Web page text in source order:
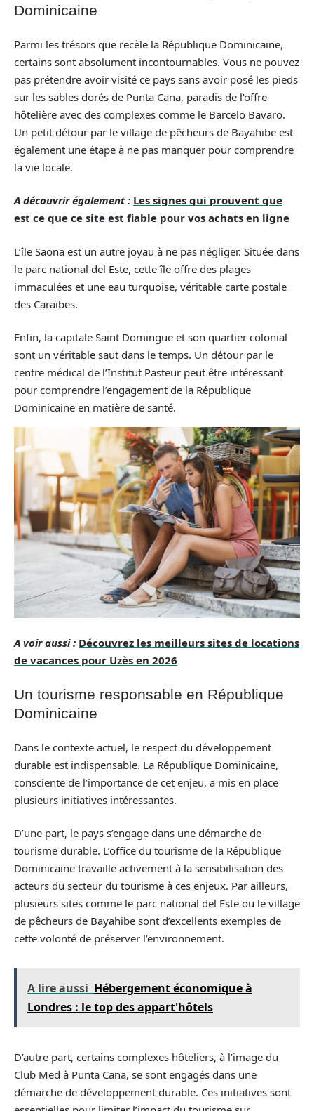
Dominicaine
Parmi les trésors que recèle la République Dominicaine,
certains sont absolument incontournables. Vous ne pouvez
pas prétendre avoir visité ce pays sans avoir posé les pieds
sur les sables dorés de Punta Cana, paradis de l’offre
hôtelière avec des complexes comme le Barcelo Bavaro.
Un petit détour par le village de pêcheurs de Bayahibe est
également une étape à ne pas manquer pour comprendre
la vie locale.
A découvrir également : Les signes qui prouvent que
est ce que ce site est fiable pour vos achats en ligne
L’île Saona est un autre joyau à ne pas négliger. Située dans
le parc national del Este, cette île offre des plages
immaculées et une eau turquoise, véritable carte postale
des Caraïbes.
Enfin, la capitale Saint Domingue et son quartier colonial
sont un véritable saut dans le temps. Un détour par le
centre médical de l’Institut Pasteur peut être intéressant
pour comprendre l’engagement de la République
Dominicaine en matière de santé.
A voir aussi : Découvrez les meilleurs sites de locations
de vacances pour Uzès en 2026
Un tourisme responsable en République
Dominicaine
Dans le contexte actuel, le respect du développement
durable est indispensable. La République Dominicaine,
consciente de l’importance de cet enjeu, a mis en place
plusieurs initiatives intéressantes.
D’une part, le pays s’engage dans une démarche de
tourisme durable. L’office du tourisme de la République
Dominicaine travaille activement à la sensibilisation des
acteurs du secteur du tourisme à ces enjeux. Par ailleurs,
plusieurs sites comme le parc national del Este ou le village
de pêcheurs de Bayahibe sont d’excellents exemples de
cette volonté de préserver l’environnement.
A lire aussi Hébergement économique à
Londres : le top des appart'hôtels
D’autre part, certains complexes hôteliers, à l’image du
Club Med à Punta Cana, se sont engagés dans une
démarche de développement durable. Ces initiatives sont